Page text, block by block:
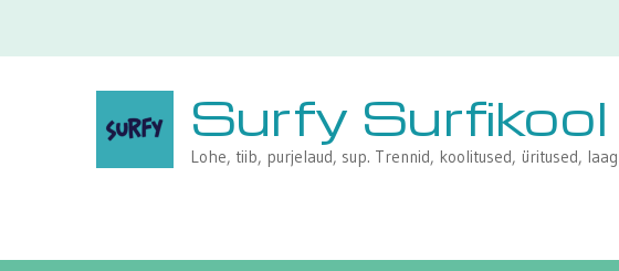
Surfy
Lohe, tiib, purjelaud, sup. Trennid, koolitused, üritused,